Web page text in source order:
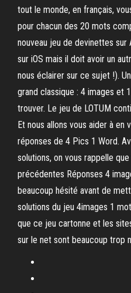
tout le monde, en français,
pour chacun des 20 mots
nouveau jeu de devinettes sur
sur iOS mais il doit avoir un
nous éclairer sur ce sujet !).
grand classique : 4 images et
trouver. Le jeu de LOTUM
Et nous allons vous aider à en
réponses de 4 Pics 1 Word.
solutions, on vous rappelle
précédentes Réponses 4
beaucoup hésité avant de
solutions du jeu 4images 1
que ce jeu cartonne et les
sur le net sont beaucoup trop